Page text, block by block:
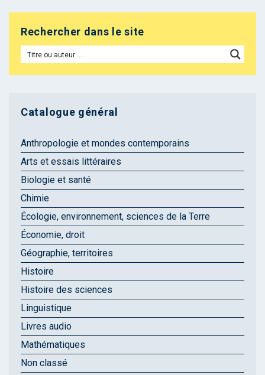
Rechercher dans le site
Catalogue général
Anthropologie et mondes contemporains
Arts et essais littéraires
Biologie et santé
Chimie
Écologie, environnement, sciences de la Terre
Économie, droit
Géographie, territoires
Histoire
Histoire des sciences
Linguistique
Livres audio
Mathématiques
Non classé